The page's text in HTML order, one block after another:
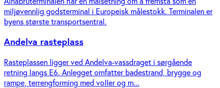
miljøvennlig godsterminal i Europeisk målestokk. Terminalen er
byens største transportsentral.
Andelva rasteplass
Rasteplassen ligger ved Andelva-vassdraget i sørgående
retning langs E6. Anlegget omfatter badestrand, brygge og
rampe, terrengforming med voller og m...